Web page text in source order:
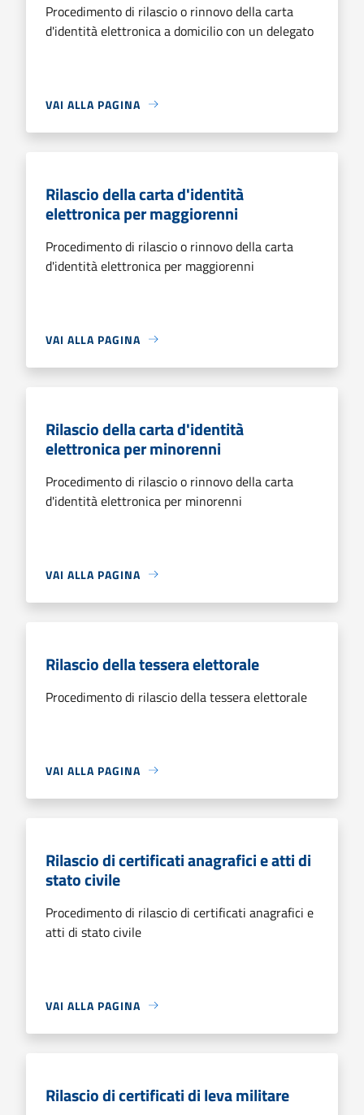
Procedimento di rilascio o rinnovo della carta
d'identità elettronica a domicilio con un delegato
VAI ALLA PAGINA
Rilascio della carta d'identità
elettronica per maggiorenni
Procedimento di rilascio o rinnovo della carta
d'identità elettronica per maggiorenni
VAI ALLA PAGINA
Rilascio della carta d'identità
elettronica per minorenni
Procedimento di rilascio o rinnovo della carta
d'identità elettronica per minorenni
VAI ALLA PAGINA
Rilascio della tessera elettorale
Procedimento di rilascio della tessera elettorale
VAI ALLA PAGINA
Rilascio di certificati anagrafici e atti di
stato civile
Procedimento di rilascio di certificati anagrafici e
atti di stato civile
VAI ALLA PAGINA
Rilascio di certificati di leva militare